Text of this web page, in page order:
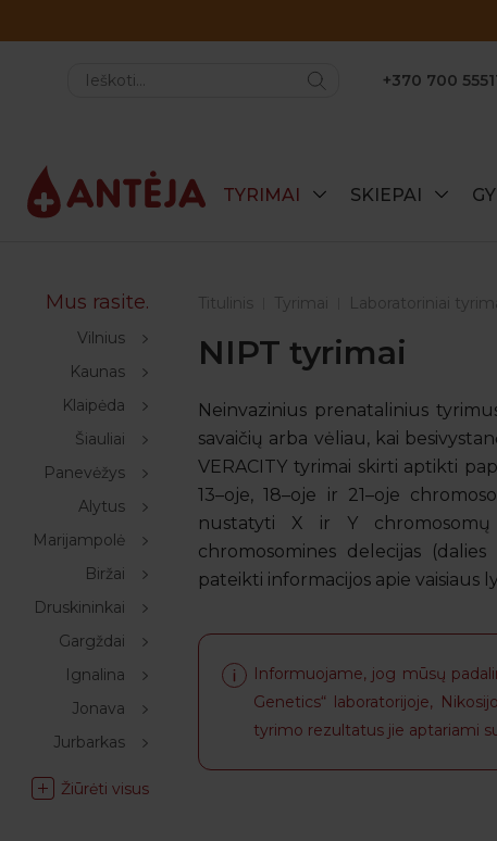
+370 700
TYRIMAI SKIEPAI
Mus rasite.
Vilnius
Kaunas
Klaipėda
Šiauliai
Panevėžys
Alytus
Marijampolė
Biržai
Druskininkai
Gargždai
Ignalina
Jonava
Jurbarkas
Žiūrėti visus
Titulinis Tyrimai Laboratoriniai
NIPT tyrimai
Neinvazinius prenatalinius
savaičių arba vėliau, kai
VERACITY tyrimai skirti aptikti
13–oje, 18–oje ir 21–oje
nustatyti X ir Y chromosomų
chromosomines delecijas
pateikti informacijos apie vaisiaus
Informuojame, jog mūsų
Genetics“ laboratorijoje,
tyrimo rezultatus jie aptariami